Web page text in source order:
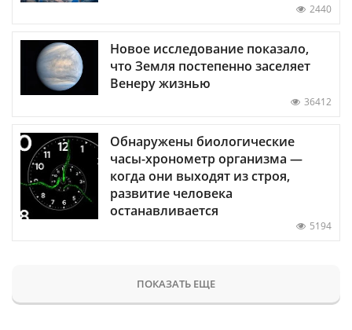
2440
Новое исследование показало,
что Земля постепенно заселяет
Венеру жизнью
36412
Обнаружены биологические
часы-хронометр организма —
когда они выходят из строя,
развитие человека
останавливается
5194
ПОКАЗАТЬ ЕЩЕ